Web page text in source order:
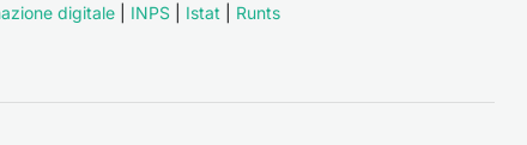
digitale
INPS Istat Runts